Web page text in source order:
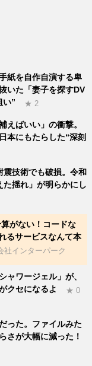
紙を自作自演する卑
いた「妻子を探すDV
い”
★ 2
えばいい」の衝撃。
本にもたらした“深刻
震技術でも破損。令和
揺れ」が明らかにし
がない！コードな
るサービスなんて本
社インターパーク
ャワージェル」が、
クセになるよ
★ 0
った。ファイルみた
さが大幅に減った！